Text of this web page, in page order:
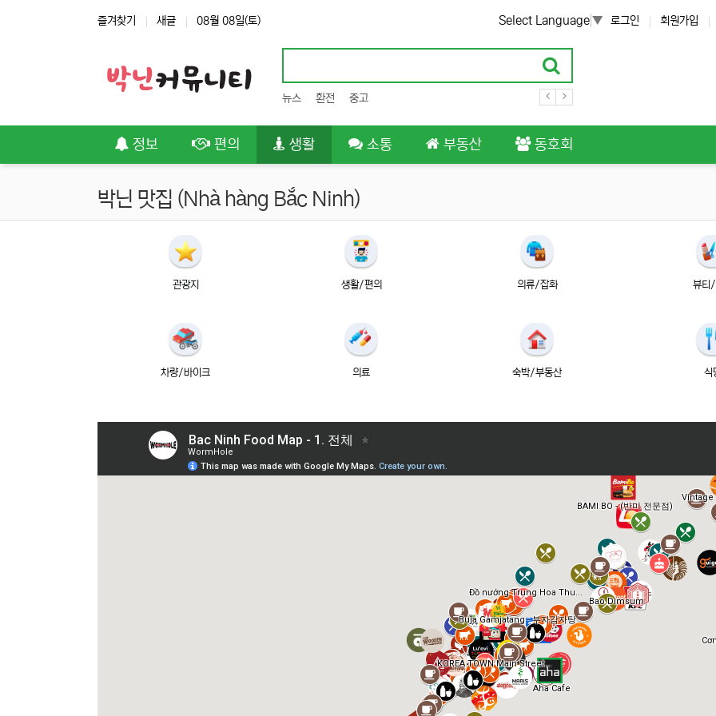
즐겨찾기 새글 08월 08일(토) 로그인 회원가입
뉴스 환전 중고
정보 편의 생활 소통 부동산 동호회
박닌 맛집 (Nhà hàng Bắc Ninh)
Select Language▼
관광지 생활/편의 의류/잡화 뷰티
차량/바이크 의료 숙박/부동산 식